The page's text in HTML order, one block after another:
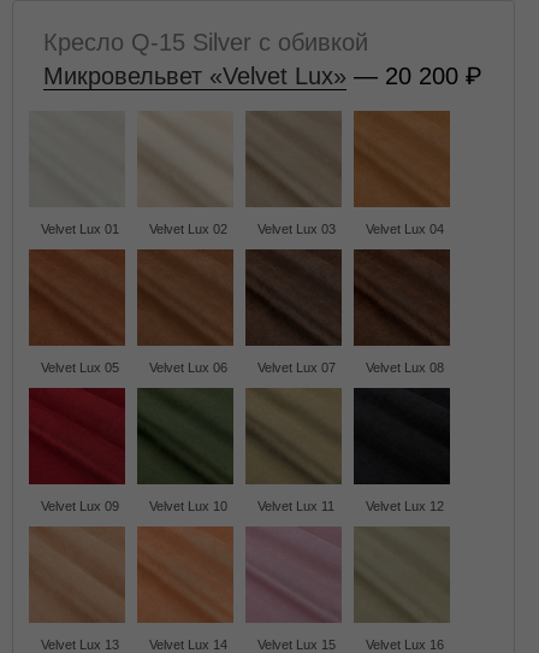
Кресло Q-15 Silver с обивкой
Микровельвет «Velvet Lux» — 20 200
Velvet Lux 01 Velvet Lux 02 Velvet Lux 03 Velvet Lux 04
Velvet Lux 05 Velvet Lux 06 Velvet Lux 07 Velvet Lux 08
Velvet Lux 09 Velvet Lux 10 Velvet Lux 11 Velvet Lux 12
Velvet Lux 13 Velvet Lux 14 Velvet Lux 15 Velvet Lux 16